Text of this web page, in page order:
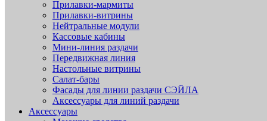
Прилавки-мармиты
Прилавки-витрины
Нейтральные модули
Кассовые кабины
Мини-линия раздачи
Передвижная линия
Настольные витрины
Салат-бары
Фасады для линии раздачи СЭЙЛА
Аксессуары для линий раздачи
Аксессуары